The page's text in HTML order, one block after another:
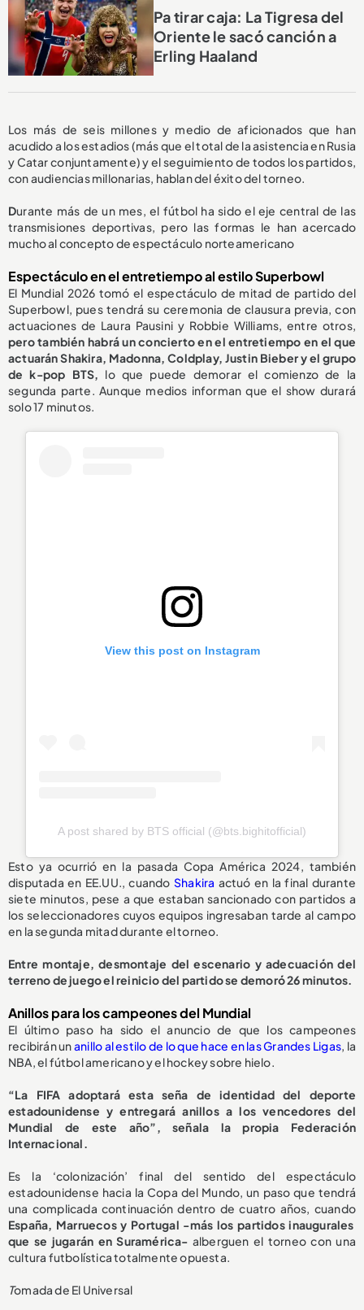
Pa tirar caja: La Tigresa del
Oriente le sacó canción a
Erling Haaland
Los más de seis millones y medio de aficionados que han
acudido a los estadios (más que el total de la asistencia en Rusia
y Catar conjuntamente) y el seguimiento de todos los partidos,
con audiencias millonarias, hablan del éxito del torneo.
Durante más de un mes, el fútbol ha sido el eje central de las
transmisiones deportivas, pero las formas le han acercado
mucho al concepto de espectáculo norteamericano
Espectáculo en el entretiempo al estilo Superbowl
El Mundial 2026 tomó el espectáculo de mitad de partido del
Superbowl, pues tendrá su ceremonia de clausura previa, con
actuaciones de Laura Pausini y Robbie Williams, entre otros,
pero también habrá un concierto en el entretiempo en el que
actuarán Shakira, Madonna, Coldplay, Justin Bieber y el grupo
de k-pop BTS, lo que puede demorar el comienzo de la
segunda parte. Aunque medios informan que el show durará
solo 17 minutos.
View this post on Instagram
A post shared by BTS official (@bts.bighitofficial)
Esto ya ocurrió en la pasada Copa América 2024, también
disputada en EE.UU., cuando Shakira actuó en la final durante
siete minutos, pese a que estaban sancionado con partidos a
los seleccionadores cuyos equipos ingresaban tarde al campo
en la segunda mitad durante el torneo.
Entre montaje, desmontaje del escenario y adecuación del
terreno de juego el reinicio del partido se demoró 26 minutos.
Anillos para los campeones del Mundial
El último paso ha sido el anuncio de que los campeones
recibirán unanillo al estilo de lo que hace en las Grandes Ligas, la
NBA, el fútbol americano y el hockey sobre hielo.
“La FIFA adoptará esta seña de identidad del deporte
estadounidense y entregará anillos a los vencedores del
Mundial de este año”, señala la propia Federación
Internacional.
Es la ‘colonización’ final del sentido del espectáculo
estadounidense hacia la Copa del Mundo, un paso que tendrá
una complicada continuación dentro de cuatro años, cuando
España, Marruecos y Portugal -más los partidos inaugurales
que se jugarán en Suramérica- alberguen el torneo con una
cultura futbolística totalmente opuesta.
Tomada de El Universal